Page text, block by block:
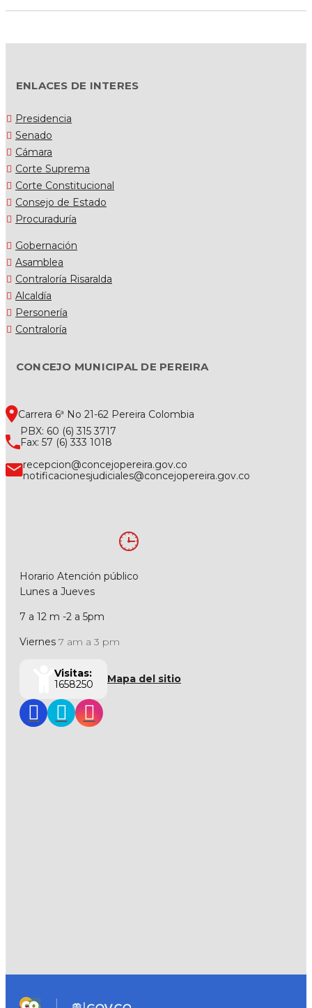
ENLACES DE INTERES
Presidencia
Senado
Cámara
Corte Suprema
Corte Constitucional
Consejo de Estado
Procuraduría
Gobernación
Asamblea
Contraloría Risaralda
Alcaldía
Personería
Contraloría
CONCEJO MUNICIPAL DE PEREIRA
Carrera 6ª No 21-62 Pereira Colombia
PBX: 60 (6) 315 3717
Fax: 57 (6) 333 1018
recepcion@concejopereira.gov.co
notificacionesjudiciales@concejopereira.gov.co
Horario Atención público
Lunes a Jueves
7 a 12 m -2 a 5pm
Viernes 7 am a 3 pm
Visitas:
1658250
Mapa del sitio